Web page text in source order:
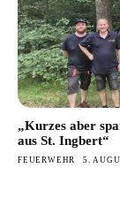
„Kurzes aber
aus St. Ingbert“
FEUERWEHR 5.